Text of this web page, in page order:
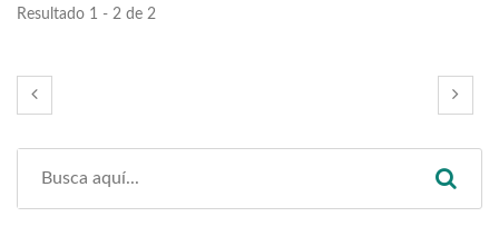
Resultado 1 - 2 de 2